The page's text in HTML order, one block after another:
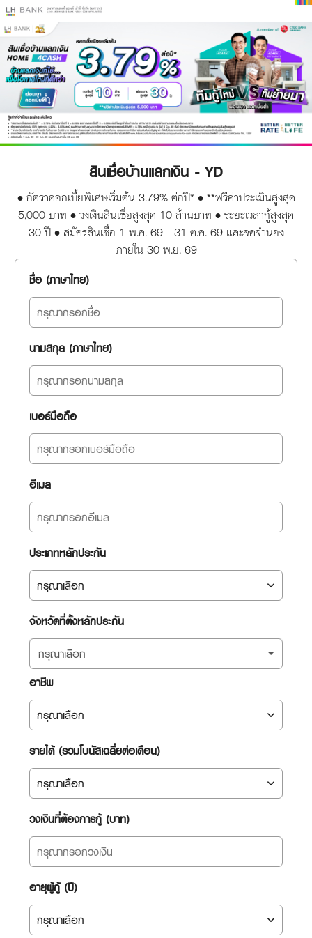
สินเชื่อบ้านแลกเงิน - YD
• อัตราดอกเบี้ยพิเศษเริ่มต้น 3.79% ต่อปี* • **ฟรีค่าประเมินสูงสุด
5,000 บาท • วงเงินสินเชื่อสูงสุด 10 ล้านบาท • ระยะเวลากู้สูงสุด
30 ปี • สมัครสินเชื่อ 1 พ.ค. 69 - 31 ต.ค. 69 และจดจำนอง
ภายใน 30 พ.ย. 69
ชื่อ (ภาษาไทย)
นามสกุล (ภาษาไทย)
เบอร์มือถือ
อีเมล
ประเภทหลักประกัน
จังหวัดที่ตั้งหลักประกัน
กรุณาเลือก
อาชีพ
รายได้ (รวมโบนัสเฉลี่ยต่อเดือน)
วงเงินที่ต้องการกู้ (บาท)
อายุผู้กู้ (ปี)